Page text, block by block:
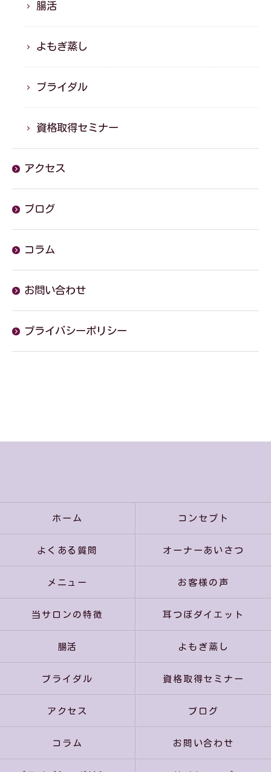
腸活
よもぎ蒸し
ブライダル
資格取得セミナー
アクセス
ブログ
コラム
お問い合わせ
プライバシーポリシー
ホーム コンセプト
よくある質問 オーナーあいさつ
メニュー お客様の声
当サロンの特徴 耳つぼダイエット
腸活 よもぎ蒸し
ブライダル 資格取得セミナー
アクセス ブログ
コラム お問い合わせ